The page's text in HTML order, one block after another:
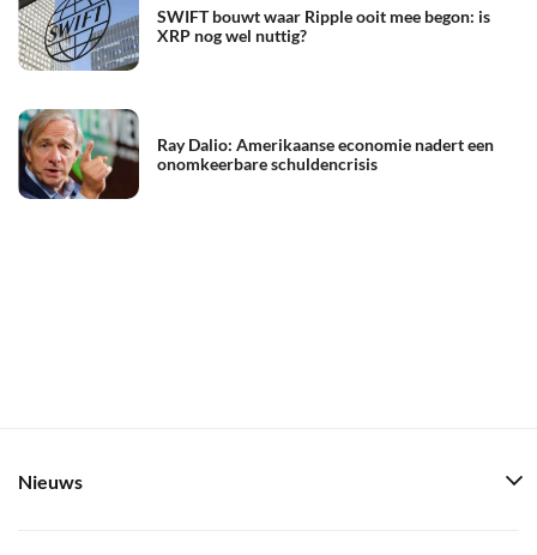
SWIFT bouwt waar Ripple ooit mee begon: is
XRP nog wel nuttig?
Ray Dalio: Amerikaanse economie nadert een
onomkeerbare schuldencrisis
Nieuws